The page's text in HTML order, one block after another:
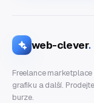
web-clever.
Freelance
grafiku a další.
burze.